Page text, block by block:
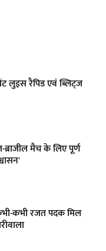
सेंट लुइस रैपिड एवं ब्लिट्ज
ब्राजील मैच के लिए पूर्ण
कभी रजत पदक मिल